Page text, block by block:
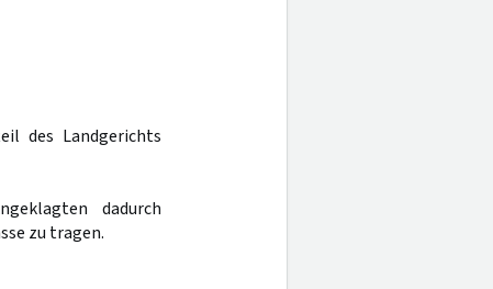
des Landgerichts
dadurch
zu tragen.